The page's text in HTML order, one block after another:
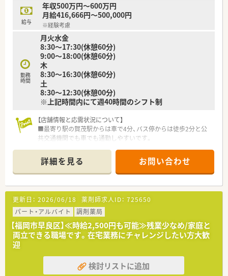
【法人特徴について】
■福岡県内を中心に33店舗の調剤薬局を展開しており、ドクタ
ーの開業支援から深く関わることで安定成長を続けています。
■会社主導の指名制ではなく自主性を重んじる挙手制を導入し
ており、社員がやりたいことに挑戦できる社風が特徴です。
■全店にローカウンターを配置し、患者様とじっくり向き合える
環境を整えることで顧客満足度の向上に繋げています。
【こんな方におすすめ】
■特定の店舗に固定されず、複数の店舗を経験して調剤スキルや
コミュニケーション能力をバランスよく高めたい方。
純粋に目の前の患者様への対応を第一に考えたい方。
給与
年収500万円～600万円
月給416,666円～500,000円
※経験考慮
勤務
時間
月火水金
8:30～17:30(休憩60分)
9:00～18:00(休憩60分)
木
8:30～16:30(休憩60分)
土
8:30～12:30(休憩00分)
※上記時間内にて週40時間のシフト制
【店舗情報と応需状況について】
■最寄り駅の賀茂駅からは車で4分、バス停からは徒歩2分と公
共交通機関でも車でも通勤しやすいです。
平均60～70枚程度です。
■薬剤師は常時2～3名体制で、事務スタッフも複数名在籍して
おり、協力しながら業務を進めています。
【募集背景と求める人物像について】
■今回は欠員補充のための募集となり、地域医療に貢献したいと
いう意欲のある方を求めています。
■これから在宅医療にも積極的に取り組むため、在宅業務の経験
がある方は特に歓迎いたします。
■患者様やスタッフとの円滑なコミュニケーションを大切にし、
【想定されるモデル年収】
詳細を見る お問い合わせ
更新日： 2026/06/18 薬剤師求人ID： 725650
パート・アルバイト
調剤薬局
【福岡市早良区】≪時給2,500円も可能≫残業少なめ/家庭と
両立できる職場です。在宅業務にチャレンジしたい方大歓
迎
検討リストに追加